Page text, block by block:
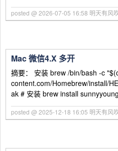
posted @ 2026-07-05 16:58 明天有风
Mac 微信4.X 多开
摘要： 安装 brew /bin/bash -c
content.com/Homebrew/install/
ak # 安装 brew install
posted @ 2025-12-18 16:05 明天有风